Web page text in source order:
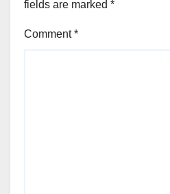
fields are marked *
Comment*